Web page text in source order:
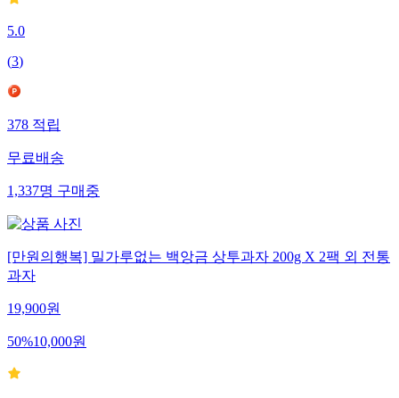
5.0
(3)
378적립
무료배송
1,337명구매중
[만원의행복] 밀가루없는 백앙금 상투과자 200g X 2팩 외 전통
과자
19,900원
50%10,000원